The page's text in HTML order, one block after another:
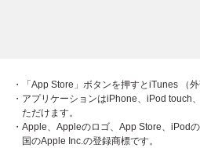
・「App Store」ボタンを押すとiTunes （
・アプリケーションはiPhone、iPod touch
ただけます。
・Apple、Appleのロゴ、App Store、iPod
国のApple Inc.の登録商標です。